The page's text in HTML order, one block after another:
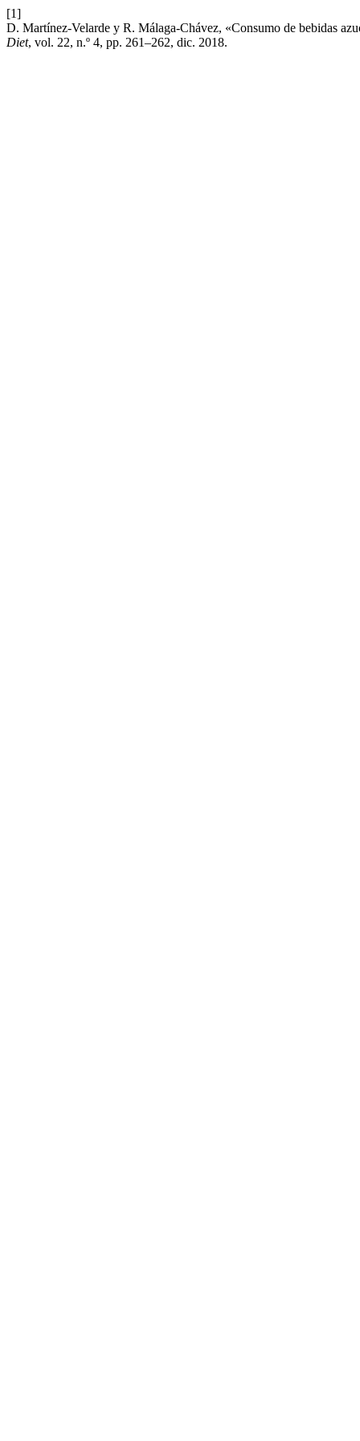
[1]
D. Martínez-Velarde y R. Málaga-Chávez, «Consumo de bebidas
Diet, vol. 22, n.º 4, pp. 261–262, dic. 2018.